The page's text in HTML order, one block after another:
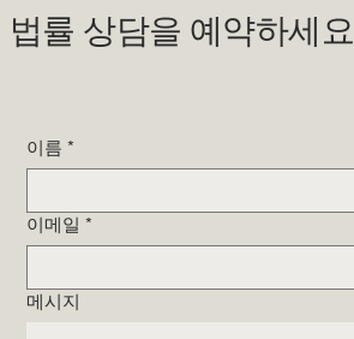
법률 상담을 예약하세요
이름 *
이메일 *
메시지